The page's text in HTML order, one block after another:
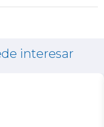
interesar